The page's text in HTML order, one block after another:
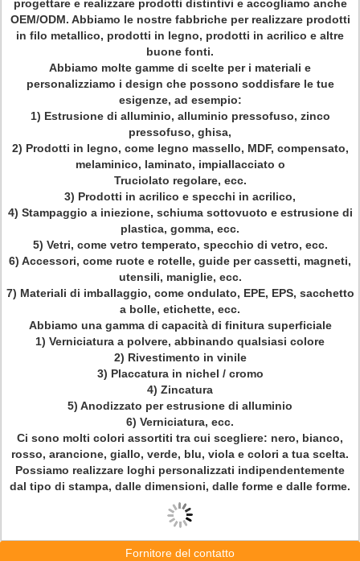
progettare e realizzare prodotti distintivi e accogliamo anche
OEM/ODM. Abbiamo le nostre fabbriche per realizzare prodotti
in filo metallico, prodotti in legno, prodotti in acrilico e altre
buone fonti.
Abbiamo molte gamme di scelte per i materiali e
personalizziamo i design che possono soddisfare le tue
esigenze, ad esempio:
1) Estrusione di alluminio, alluminio pressofuso, zinco
pressofuso, ghisa,
2) Prodotti in legno, come legno massello, MDF, compensato,
melaminico, laminato, impiallacciato o
Truciolato regolare, ecc.
3) Prodotti in acrilico e specchi in acrilico,
4) Stampaggio a iniezione, schiuma sottovuoto e estrusione di
plastica, gomma, ecc.
5) Vetri, come vetro temperato, specchio di vetro, ecc.
6) Accessori, come ruote e rotelle, guide per cassetti, magneti,
utensili, maniglie, ecc.
7) Materiali di imballaggio, come ondulato, EPE, EPS, sacchetto
a bolle, etichette, ecc.
Abbiamo una gamma di capacità di finitura superficiale
1) Verniciatura a polvere, abbinando qualsiasi colore
2) Rivestimento in vinile
3) Placcatura in nichel / cromo
4) Zincatura
5) Anodizzato per estrusione di alluminio
6) Verniciatura, ecc.
Ci sono molti colori assortiti tra cui scegliere: nero, bianco,
rosso, arancione, giallo, verde, blu, viola e colori a tua scelta.
Possiamo realizzare loghi personalizzati indipendentemente
dal tipo di stampa, dalle dimensioni, dalle forme e dalle forme.
Fornitore del contatto